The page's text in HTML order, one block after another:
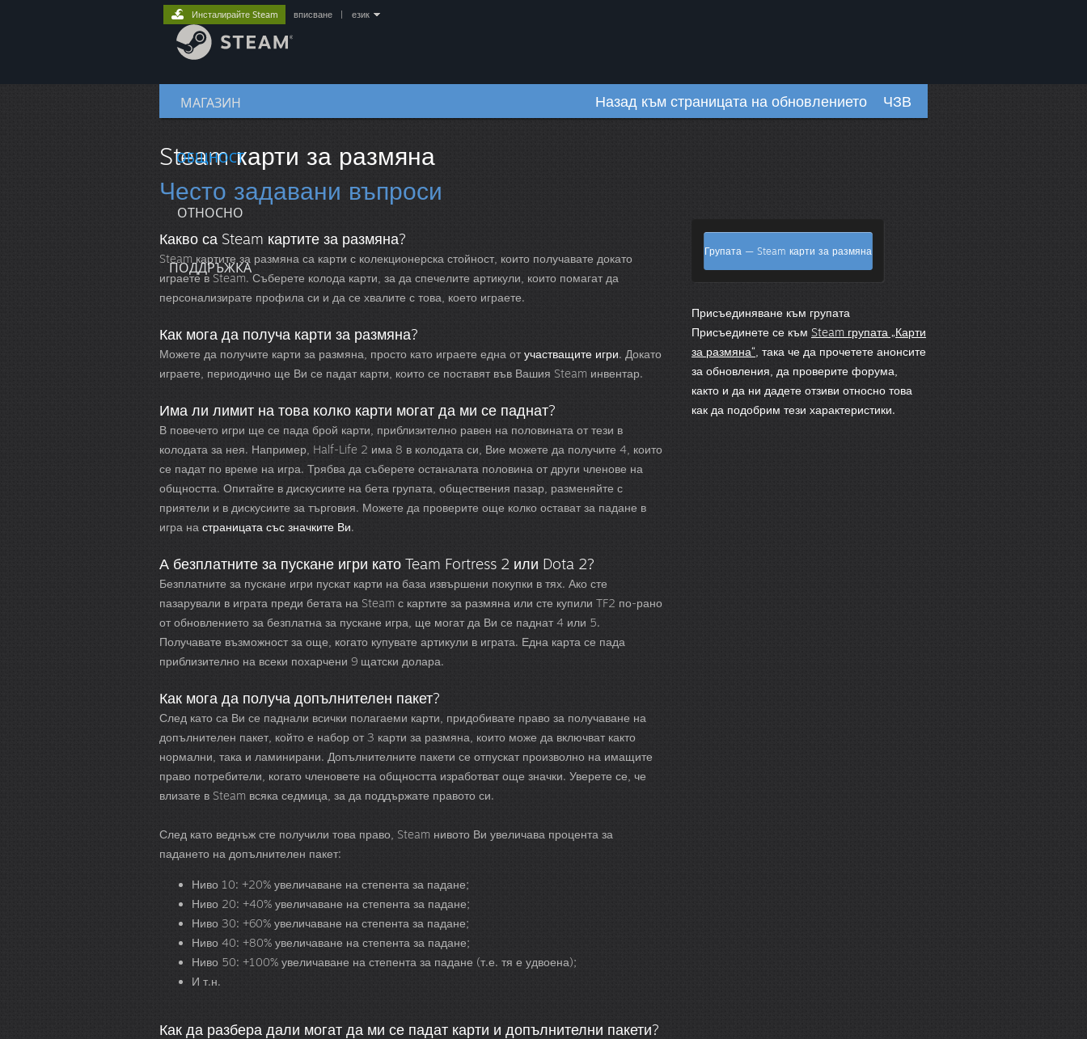
МАГАЗИН
ОБЩНОСТ
ОТНОСНО
ПОДДРЪЖКА
Инсталирайте Steam вписване език
ЧЗВ
Назад към страницата на обновлението
Групата — Steam карти за размяна
Присъединяване към групата
Присъединете се към Steam групата „Карти
за размяна“ , така че да прочетете анонсите
за обновления, да проверите форума,
както и да ни дадете отзиви относно това
как да подобрим тези характеристики.
Steam карти за размяна
Често задавани въпроси
Какво са Steam картите за размяна?
Steam картите за размяна са карти с колекционерска стойност, които получавате докато
играете в Steam. Съберете колода карти, за да спечелите артикули, които помагат да
персонализирате профила си и да се хвалите с това, което играете.
Как мога да получа карти за размяна?
Можете да получите карти за размяна, просто като играете една от участващите игри. Докато
играете, периодично ще Ви се падат карти, които се поставят във Вашия Steam инвентар.
Има ли лимит на това колко карти могат да ми се паднат?
В повечето игри ще се пада брой карти, приблизително равен на половината от тези в
колодата за нея. Например, Half-Life 2 има 8 в колодата си, Вие можете да получите 4, които
се падат по време на игра. Трябва да съберете останалата половина от други членове на
общността. Опитайте в дискусиите на бета групата, обществения пазар, разменяйте с
приятели и в дискусиите за търговия. Можете да проверите още колко остават за падане в
игра на страницата със значките Ви.
А безплатните за пускане игри като Team Fortress 2 или Dota 2?
Безплатните за пускане игри пускат карти на база извършени покупки в тях. Ако сте
пазарували в играта преди бетата на Steam с картите за размяна или сте купили TF2 по-рано
от обновлението за безплатна за пускане игра, ще могат да Ви се паднат 4 или 5.
Получавате възможност за още, когато купувате артикули в играта. Една карта се пада
приблизително на всеки похарчени 9 щатски долара.
Как мога да получа допълнителен пакет?
След като са Ви се паднали всички полагаеми карти, придобивате право за получаване на
допълнителен пакет, който е набор от 3 карти за размяна, които може да включват както
нормални, така и ламинирани. Допълнителните пакети се отпускат произволно на имащите
право потребители, когато членовете на общността изработват още значки. Уверете се, че
влизате в Steam всяка седмица, за да поддържате правото си.
След като веднъж сте получили това право, Steam нивото Ви увеличава процента за
падането на допълнителен пакет:
Ниво 10: +20% увеличаване на степента за падане;
Ниво 20: +40% увеличаване на степента за падане;
Ниво 30: +60% увеличаване на степента за падане;
Ниво 40: +80% увеличаване на степента за падане;
Ниво 50: +100% увеличаване на степента за падане (т.е. тя е удвоена);
И т.н.
Как да разбера дали могат да ми се падат карти и допълнителни пакети?